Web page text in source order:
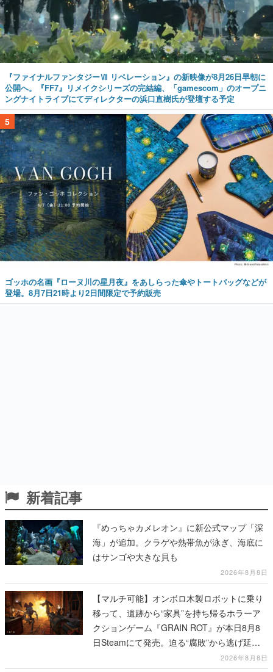
『ファイナルファンタジーⅦ リベレーション』の新映像が8月26日早朝に
公開へ。『FF7』リメイクシリーズの完結編、「gamescom」のオープニ
ングナイトライブにてディレクターの浜口直樹氏が登壇する予定
5
ゴッホの名画『ローヌ川の星月夜』をあしらった傘やトートバッグなどが
登場。8月7日21時より2日間限定で予約販売
新着記事
『めっちゃカメレオン』に新公式マップ「深
海」が追加。クラゲや熱帯魚が泳ぎ、海底に
はサンゴや大きな貝も
2026年8月8日
【マルチ可能】オンボロ木製ロボットに乗り
移って、遺跡から“家具”を持ち帰るホラーア
クションゲーム『GRAIN ROT』が本日8月8
日Steamにて発売。迫る“腐敗”から逃げ延
2026年8月8日